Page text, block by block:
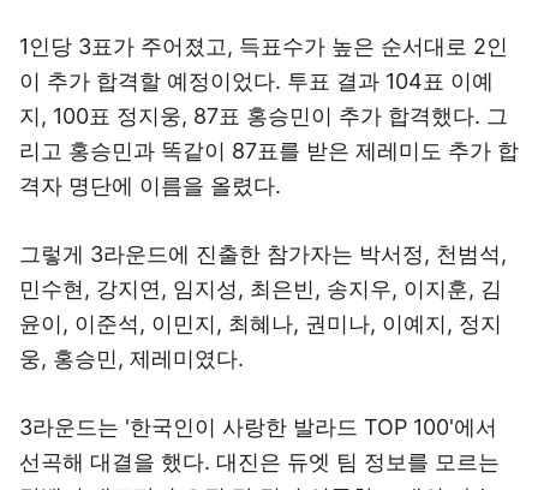
1인당 3표가 주어졌고, 득표수가 높은 순서대로 2인
이 추가 합격할 예정이었다. 투표 결과 104표 이예
지, 100표 정지웅, 87표 홍승민이 추가 합격했다. 그
리고 홍승민과 똑같이 87표를 받은 제레미도 추가 합
격자 명단에 이름을 올렸다.
그렇게 3라운드에 진출한 참가자는 박서정, 천범석,
민수현, 강지연, 임지성, 최은빈, 송지우, 이지훈, 김
윤이, 이준석, 이민지, 최혜나, 권미나, 이예지, 정지
웅, 홍승민, 제레미였다.
3라운드는 '한국인이 사랑한 발라드 TOP 100'에서
선곡해 대결을 했다. 대진은 듀엣 팀 정보를 모르는